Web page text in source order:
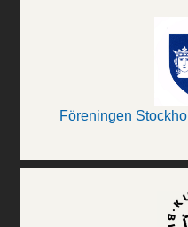
Föreningen